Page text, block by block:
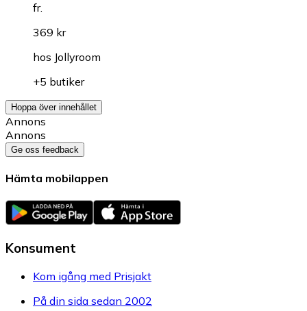
fr.
369 kr
hos Jollyroom
+5 butiker
Hoppa över innehållet
Annons
Annons
Ge oss feedback
Hämta mobilappen
Konsument
Kom igång med Prisjakt
På din sida sedan 2002